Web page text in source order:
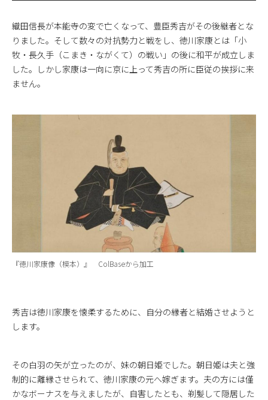
織田信長が本能寺の変で亡くなって、豊臣秀吉がその後継者とな
りました。そして数々の対抗勢力と戦をし、徳川家康とは「小
牧・長久手（こまき・ながくて）の戦い」の後に和平が成立しま
した。しかし家康は一向に京に上って秀吉の所に臣従の挨拶に来
ません。
『徳川家康像（模本）』 ColBaseから加工
秀吉は徳川家康を懐柔するために、自分の縁者と結婚させようと
します。
その白羽の矢が立ったのが、妹の朝日姫でした。朝日姫は夫と強
制的に離縁させられて、徳川家康の元へ嫁ぎます。夫の方には僅
かなボーナスを与えましたが、自害したとも、剃髪して隠居した